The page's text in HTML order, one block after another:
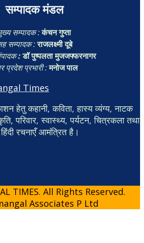
सम्पादक मंडल
सम्पादक :कंचन गुप्ता
सम्पादक :राजलक्ष्मी दूबे
:डॉ पुष्पलता मुजजफ्फरनागर
प्रदेश प्रभारी :मनोज पाल
Times
हेतु कहानी, कविता, हास्य व्यंग्य, नाटक
परिवार, स्वास्थ्य, पर्यटन, चित्रकला तथा
रचनाएँ आमंत्रित है।
TIMES. All Rights Reserved.
Associates P Ltd